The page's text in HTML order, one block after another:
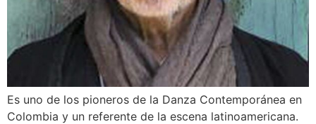
Es uno de los pioneros de la Danza Contemporánea en
Colombia y un referente de la escena latinoamericana.